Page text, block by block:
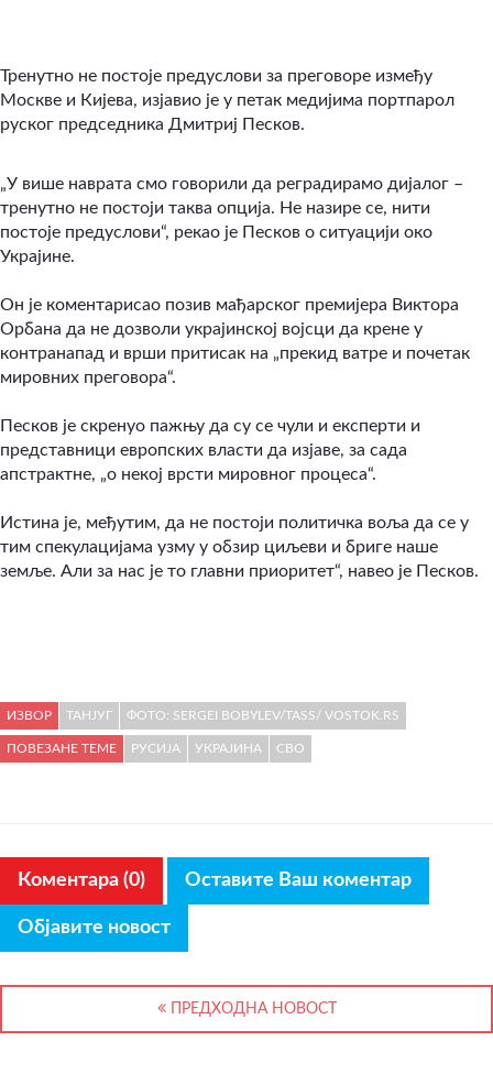
Тренутно не постоје предуслови за преговоре између
Москве и Кијева, изјавио је у петак медијима портпарол
руског председника Дмитриј Песков.
„У више наврата смо говорили да реградирамо дијалог –
тренутно не постоји таква опција. Не назире се, нити
постоје предуслови“, рекао је Песков о ситуацији око
Украјине.
Он је коментарисао позив мађарског премијера Виктора
Орбана да не дозволи украјинској војсци да крене у
контранапад и врши притисак на „прекид ватре и почетак
мировних преговора“.
Песков је скренуо пажњу да су се чули и експерти и
представници европских власти да изјаве, за сада
апстрактне, „о некој врсти мировног процеса“.
Истина је, међутим, да не постоји политичка воља да се у
тим спекулацијама узму у обзир циљеви и бриге наше
земље. Али за нас је то главни приоритет“, навео је Песков.
ИЗВОР ТАНЈУГ ФОТО: SERGEI BOBYLEV/TASS/ VOSTOK.RS
ПОВЕЗАНЕ ТЕМЕ РУСИЈА УКРАЈИНА СВО
Коментара (0) Оставите Ваш коментар
Објавите новост
ПРЕДХОДНА НОВОСТ